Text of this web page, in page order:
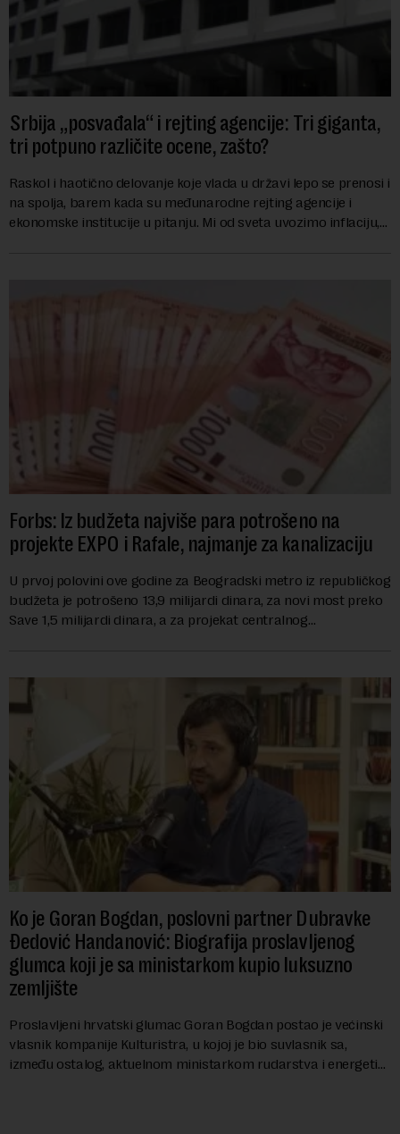
Srbija „posvađala“ i rejting agencije: Tri giganta,
tri potpuno različite ocene, zašto?
Raskol i haotično delovanje koje vlada u državi lepo se prenosi i
na spolja, barem kada su međunarodne rejting agencije i
ekonomske institucije u pitanju. Mi od sveta uvozimo inflaciju,
Forbs: Iz budžeta najviše para potrošeno na
projekte EXPO i Rafale, najmanje za kanalizaciju
U prvoj polovini ove godine za Beogradski metro iz republičkog
budžeta je potrošeno 13,9 milijardi dinara, za novi most preko
Save 1,5 milijardi dinara, a za projekat centralnog
Ko je Goran Bogdan, poslovni partner Dubravke
Đedović Handanović: Biografija proslavljenog
glumca koji je sa ministarkom kupio luksuzno
zemljište
Proslavljeni hrvatski glumac Goran Bogdan postao je većinski
vlasnik kompanije Kulturistra, u kojoj je bio suvlasnik sa,
između ostalog, aktuelnom ministarkom rudarstva i energetike